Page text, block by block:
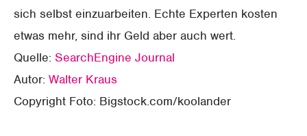
sich selbst einzuarbeiten. Echte Experten kosten
etwas mehr, sind ihr Geld aber auch wert.
Quelle: SearchEngine Journal
Autor: Walter Kraus
Copyright Foto: Bigstock.com/koolander